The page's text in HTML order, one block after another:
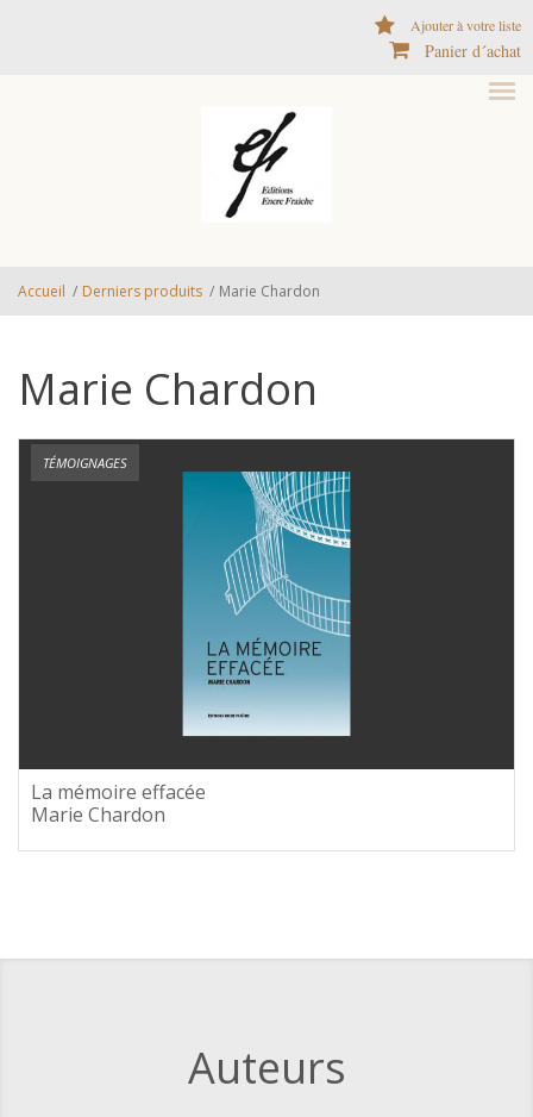
Ajouter à votre liste
Panier d´achat
Accueil / Derniers produits / Marie Chardon
Marie Chardon
TÉMOIGNAGES
La mémoire effacée
Marie Chardon
Auteurs